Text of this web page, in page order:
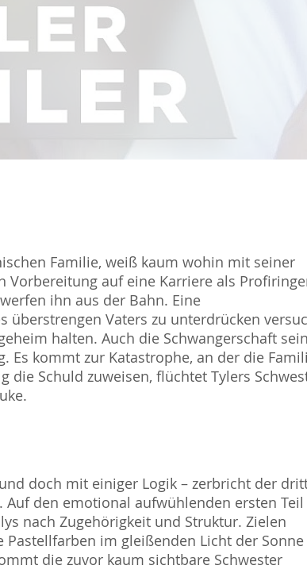
Familie, weiß kaum wohin mit seiner
Vorbereitung auf eine Karriere als
ihn aus der Bahn. Eine
überstrengen Vaters zu unterdrücken
halten. Auch die Schwangerschaft
Es kommt zur Katastrophe, an der die
die Schuld zuweisen, flüchtet Tylers
doch mit einiger Logik – zerbricht der
Auf den emotional aufwühlenden ersten Teil
nach Zugehörigkeit und Struktur. Zielen
im gleißenden Licht der Sonne
die zuvor kaum sichtbare Schwester